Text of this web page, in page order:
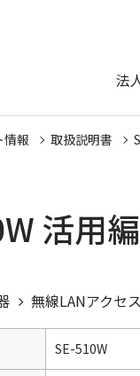
法
情報 取扱説明書
活用
無線LANアクセ
SE-510W